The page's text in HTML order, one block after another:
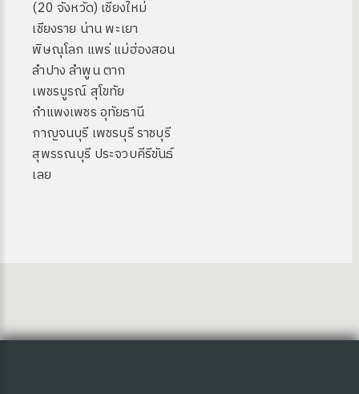
(20 จังหวัด) เชียงใหม่
เชียงราย น่าน พะเยา
พิษณุโลก แพร่ แม่ฮ่องสอน
ลำปาง ลำพูน ตาก
เพชรบูรณ์ สุโขทัย
กำแพงเพชร อุทัยธานี
กาญจนบุรี เพชรบุรี ราชบุรี
สุพรรณบุรี ประจวบคีรีขันธ์
เลย